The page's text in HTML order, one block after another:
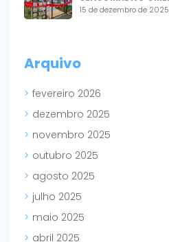
15 de dezembro de 2025
Arquivo
fevereiro 2026
dezembro 2025
novembro 2025
outubro 2025
agosto 2025
julho 2025
maio 2025
abril 2025